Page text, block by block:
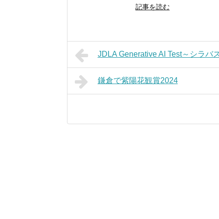
記事を読む
JDLA Generative AI Test～シラバ
鎌倉で紫陽花観賞2024